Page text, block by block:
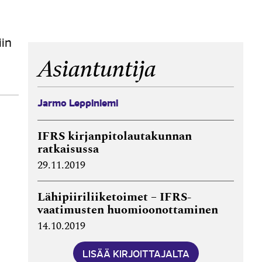
Asiantuntija
Jarmo Leppiniemi
IFRS kirjanpitolautakunnan
ratkaisussa
29.11.2019
Lähipiiriliiketoimet – IFRS-
vaatimusten huomioonottaminen
14.10.2019
LISÄÄ KIRJOITTAJALTA